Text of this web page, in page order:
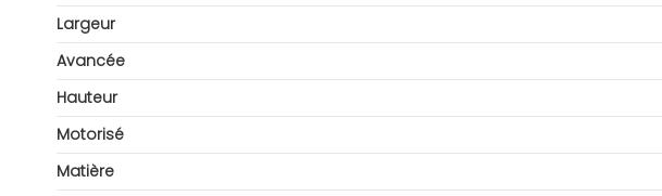
Largeur
Avancée
Hauteur
Motorisé
Matière